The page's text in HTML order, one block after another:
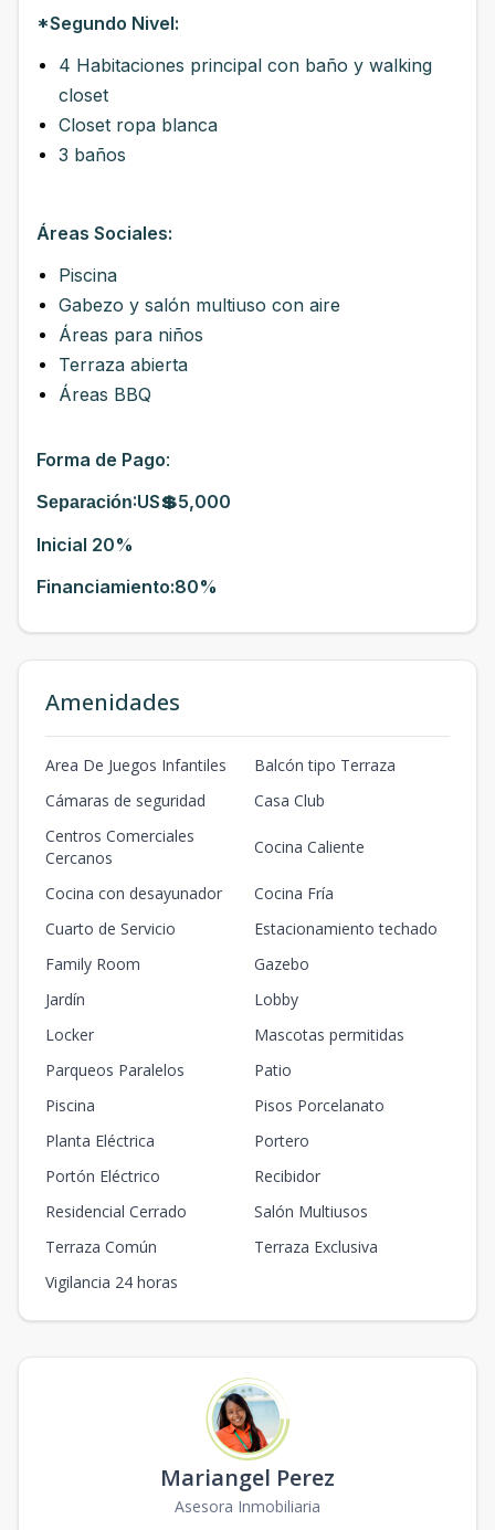
*Segundo Nivel:
4 Habitaciones principal con baño y walking
closet
Closet ropa blanca
3 baños
Áreas Sociales:
Piscina
Gabezo y salón multiuso con aire
Áreas para niños
Terraza abierta
Áreas BBQ
Forma de Pago:
Separación:US💲5,000
Inicial 20%
Financiamiento:80%
Amenidades
Area De Juegos Infantiles
Balcón tipo Terraza
Cámaras de seguridad
Casa Club
Centros Comerciales
Cercanos
Cocina Caliente
Cocina con desayunador
Cocina Fría
Cuarto de Servicio
Estacionamiento techado
Family Room
Gazebo
Jardín
Lobby
Locker
Mascotas permitidas
Parqueos Paralelos
Patio
Piscina
Pisos Porcelanato
Planta Eléctrica
Portero
Portón Eléctrico
Recibidor
Residencial Cerrado
Salón Multiusos
Terraza Común
Terraza Exclusiva
Vigilancia 24 horas
Mariangel Perez
Asesora Inmobiliaria